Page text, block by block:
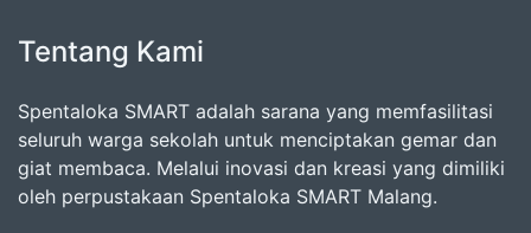
Tentang Kami
Spentaloka SMART adalah sarana yang memfasilitasi
seluruh warga sekolah untuk menciptakan gemar dan
giat membaca. Melalui inovasi dan kreasi yang dimiliki
oleh perpustakaan Spentaloka SMART Malang.